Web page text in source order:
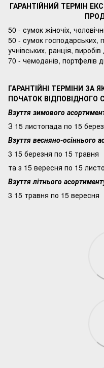
ГАРАНТІЙНИЙ ТЕРМІН
50 - сумок жіночіх,
50 - сумок господарських,
учнівських, ранція, виробів
70 - чемоданів, портфелів
ГАРАНТІЙНІ ТЕРМІНИ
ПОЧАТОК ВІДПОВІДНОГО
Взуття зимового
З 15 листопада по 15
Взуття весняно-осіннього
3 15 березня по 15 травня
та з 15 вересня по 15
Взуття літнього
3 15 травня по 15 вересня